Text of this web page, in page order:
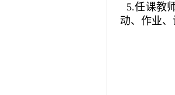
5.任课教
动、作业